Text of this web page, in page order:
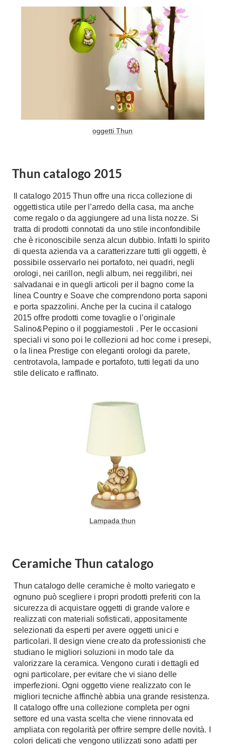
Chaise Longue
Divani Angolo
Divani in Pelle
Tappeti
Notte
Letti
Comodino
Camere Classiche
Lenzuola
Piumini
Letti Contenitore
Letti a Scomparsa
Armadi
Armadio ante Battenti
Armadi ante
Scorrevoli
Cabine Armadio
I consigli sugli armadi
Camerette Ragazzi
Memory Foam
Reti Letto
Cuscini
Consigli materassi
Bagno
Arredo Bagno
Sanitari
Cabine Doccia
Idromassaggio
Accessori Bagno
Rubinetteria
Vasche da Bagno
Teleriscaldamento
Cura della casa
Pulizia
Detergenti
Stiro
Aspirapolvere
Lavapavimenti
Il Verde
Restauri
Impianti
Hi-Fi
Televisori
Hi-Fi
Home-Theatre
Console
Porte
Blindate
Porte Interne
Finestre Pvc
Ringhiere
Rivestimenti
Ceramica
Cotto
Resina
Parquet
Gres
Laminato
Moquette
Carta da parati
Pavimenti esterni
Fai da Te
oggetti Thun
Thun catalogo 2015
Il catalogo 2015 Thun offre una ricca collezione di
oggettistica utile per l’arredo della casa, ma anche
come regalo o da aggiungere ad una lista nozze. Si
tratta di prodotti connotati da uno stile inconfondibile
che è riconoscibile senza alcun dubbio. Infatti lo spirito
di questa azienda va a caratterizzare tutti gli oggetti, è
possibile osservarlo nei portafoto, nei quadri, negli
orologi, nei carillon, negli album, nei reggilibri, nei
salvadanai e in quegli articoli per il bagno come la
linea Country e Soave che comprendono porta saponi
e porta spazzolini. Anche per la cucina il catalogo
2015 offre prodotti come tovaglie o l’originale
Salino&Pepino o il poggiamestoli . Per le occasioni
speciali vi sono poi le collezioni ad hoc come i presepi,
o la linea Prestige con eleganti orologi da parete,
centrotavola, lampade e portafoto, tutti legati da uno
stile delicato e raffinato.
Lampada thun
Ceramiche Thun catalogo
Thun catalogo delle ceramiche è molto variegato e
ognuno può scegliere i propri prodotti preferiti con la
sicurezza di acquistare oggetti di grande valore e
realizzati con materiali sofisticati, appositamente
selezionati da esperti per avere oggetti unici e
particolari. Il design viene creato da professionisti che
studiano le migliori soluzioni in modo tale da
valorizzare la ceramica. Vengono curati i dettagli ed
ogni particolare, per evitare che vi siano delle
imperfezioni. Ogni oggetto viene realizzato con le
migliori tecniche affinchè abbia una grande resistenza.
Il catalogo offre una collezione completa per ogni
settore ed una vasta scelta che viene rinnovata ed
ampliata con regolarità per offrire sempre delle novità. I
colori delicati che vengono utilizzati sono adatti per